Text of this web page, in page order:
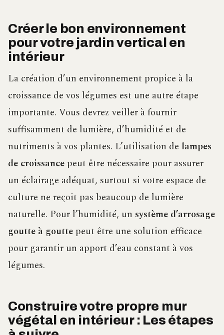
Créer le bon environnement
pour votre jardin vertical en
intérieur
La création d’un environnement propice à la
croissance de vos légumes est une autre étape
importante. Vous devrez veiller à fournir
suffisamment de lumière, d’humidité et de
nutriments à vos plantes. L’utilisation de lampes
de croissance peut être nécessaire pour assurer
un éclairage adéquat, surtout si votre espace de
culture ne reçoit pas beaucoup de lumière
naturelle. Pour l’humidité, un système d’arrosage
goutte à goutte peut être une solution efficace
pour garantir un apport d’eau constant à vos
légumes.
Construire votre propre mur
végétal en intérieur : Les étapes